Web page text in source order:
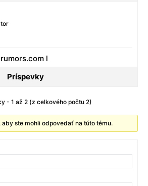
l
Príspevky
- 1 až 2 (z celkového počtu 2)
ste mohli odpovedať na túto tému.